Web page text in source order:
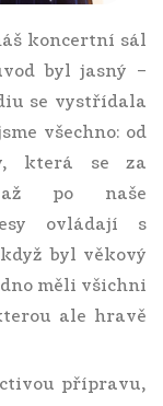
koncertní sál
byl jasný –
se vystřídala
všechno: od
která se za
až po naše
ovládají s
byl věkový
měli všichni
ale hravě
přípravu,